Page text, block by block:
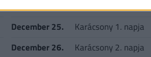
December 25.
Karácsony 1. napja
December 26.
Karácsony 2. napja